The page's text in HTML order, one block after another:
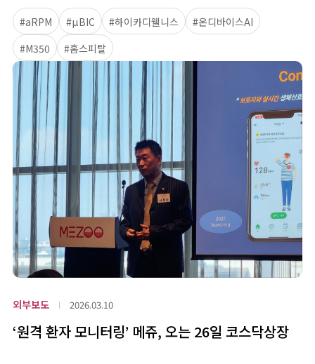
#aRPM #µBIC #하이카디웰니스
#온디바이스AI
#M350
#홈스피탈
외부보도 2026.03.10
‘원격 환자 모니터링’ 메쥬, 오는 26일 코스닥상장